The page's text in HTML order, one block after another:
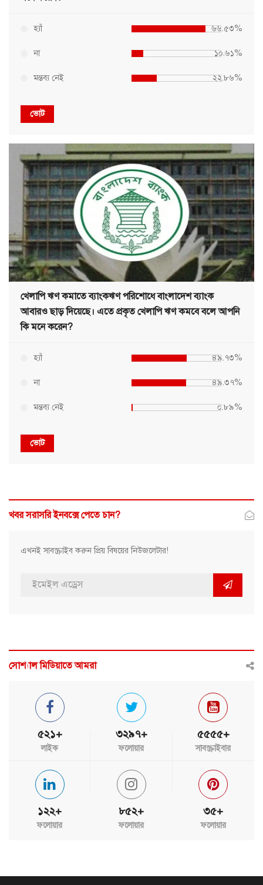
হ্যাঁ ৬৬.৫৩%
না ১০.৬১%
মন্তব্য নেই ২২.৮৬%
ভোট
খেলাপি ঋণ কমাতে ব্যাংকঋণ পরিশোধে বাংলাদেশ ব্যাংক
আবারও ছাড় দিয়েছে। এতে প্রকৃত খেলাপি ঋণ কমবে বলে আপনি
কি মনে করেন?
হ্যাঁ ৪৯.৭৩%
না ৪৯.৩৭%
মন্তব্য নেই ০.৮৯%
ভোট
খবর সরাসরি ইনবক্সে পেতে চান?
এখনই সাবস্ক্রাইব করুন প্রিয় বিষয়ের নিউজলেটার!
সোশ্যাল মিডিয়াতে আমরা
৫২১+
লাইক
৩২৯৭+
ফলোয়ার
৫৫৫৫+
সাবস্ক্রাইবার
১২২+
ফলোয়ার
৮৫২+
ফলোয়ার
৩৫+
ফলোয়ার